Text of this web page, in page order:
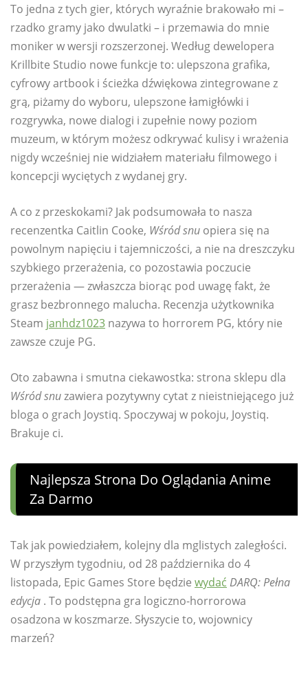
To jedna z tych gier, których wyraźnie brakowało mi –
rzadko gramy jako dwulatki – i przemawia do mnie
moniker w wersji rozszerzonej. Według dewelopera
Krillbite Studio nowe funkcje to: ulepszona grafika,
cyfrowy artbook i ścieżka dźwiękowa zintegrowane z
grą, piżamy do wyboru, ulepszone łamigłówki i
rozgrywka, nowe dialogi i zupełnie nowy poziom
muzeum, w którym możesz odkrywać kulisy i wrażenia
nigdy wcześniej nie widziałem materiału filmowego i
koncepcji wyciętych z wydanej gry.
A co z przeskokami? Jak podsumowała to nasza
recenzentka Caitlin Cooke, Wśród snu opiera się na
powolnym napięciu i tajemniczości, a nie na dreszczyku
szybkiego przerażenia, co pozostawia poczucie
przerażenia — zwłaszcza biorąc pod uwagę fakt, że
grasz bezbronnego malucha. Recenzja użytkownika
Steam janhdz1023 nazywa to horrorem PG, który nie
zawsze czuje PG.
Oto zabawna i smutna ciekawostka: strona sklepu dla
Wśród snuzawiera pozytywny cytat z nieistniejącego już
bloga o grach Joystiq. Spoczywaj w pokoju, Joystiq.
Brakuje ci.
Najlepsza Strona Do Oglądania Anime
Za Darmo
Tak jak powiedziałem, kolejny dla mglistych zaległości.
W przyszłym tygodniu, od 28 października do 4
listopada, Epic Games Store będzie wydać DARQ: Pełna
edycja . To podstępna gra logiczno-horrorowa
osadzona w koszmarze. Słyszycie to, wojownicy
marzeń?